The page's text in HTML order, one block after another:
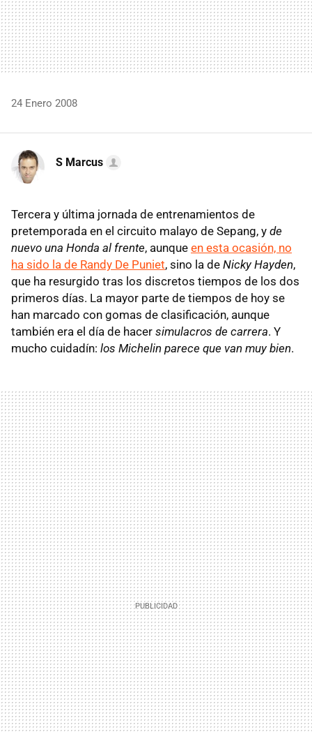
24 Enero 2008
S Marcus
Tercera y última jornada de entrenamientos de
pretemporada en el circuito malayo de Sepang, y de
nuevo una Honda al frente, aunque en esta ocasión, no
ha sido la de Randy De Puniet, sino la de Nicky Hayden,
que ha resurgido tras los discretos tiempos de los dos
primeros días. La mayor parte de tiempos de hoy se
han marcado con gomas de clasificación, aunque
también era el día de hacer simulacros de carrera. Y
mucho cuidadín: los Michelin parece que van muy bien.